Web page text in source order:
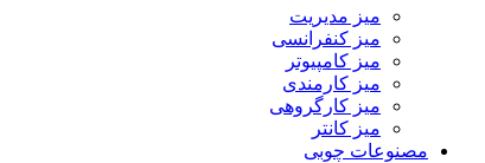
میز مدیریت
میز کنفرانسی
میز کامپیوتر
میز کارمندی
میز کارگروهی
میز کانتر
مصنوعات چوبی